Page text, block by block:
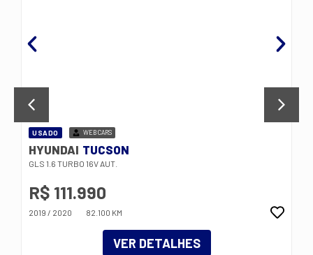
USADO WEBCARS
HYUNDAI TUCSON
GLS 1.6 TURBO 16V AUT.
R$ 111.990
2019 / 2020 82.100 KM
VER DETALHES